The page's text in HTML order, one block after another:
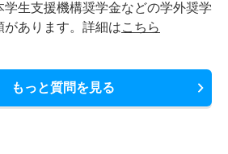
学生支援機構奨学金などの学外奨学
があります。詳細はこちら
もっと質問を見る